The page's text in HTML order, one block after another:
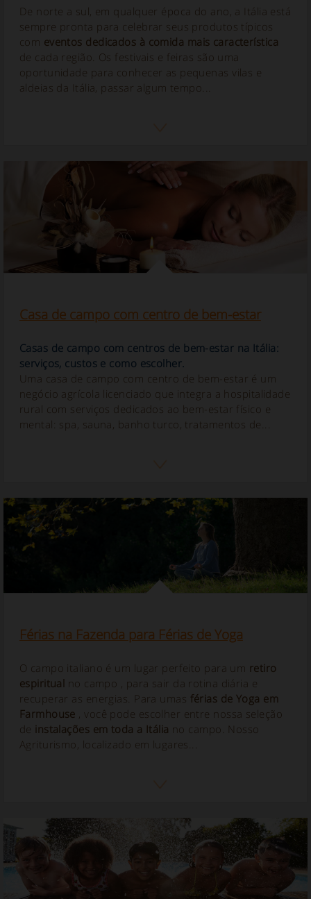
De norte a sul, em qualquer época do ano, a Itália está
sempre pronta para celebrar seus produtos típicos
com eventos dedicados à comida mais característica
de cada região. Os festivais e feiras são uma
oportunidade para conhecer as pequenas vilas e
aldeias da Itália, passar algum tempo...
Casa de campo com centro de bem-estar
Casas de campo com centros de bem-estar na Itália:
serviços, custos e como escolher.
Uma casa de campo com centro de bem-estar é um
negócio agrícola licenciado que integra a hospitalidade
rural com serviços dedicados ao bem-estar físico e
mental: spa, sauna, banho turco, tratamentos de...
Férias na Fazenda para Férias de Yoga
O campo italiano é um lugar perfeito para um retiro
espiritual no campo
, para sair da rotina diária e
recuperar as energias. Para umas férias de Yoga em
Farmhouse , você pode escolher entre nossa seleção
de instalações em toda a Itália no campo. Nosso
Agriturismo, localizado em lugares...